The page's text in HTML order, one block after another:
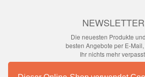
NEWSLETTER
Die neuesten Produkte
besten Angebote per E-
Ihr nichts mehr